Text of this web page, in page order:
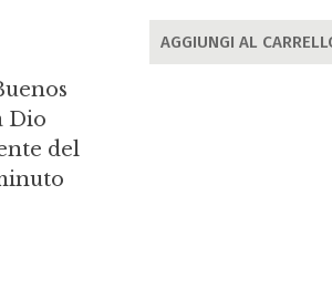
Dio
del
AGGIUNGI AL